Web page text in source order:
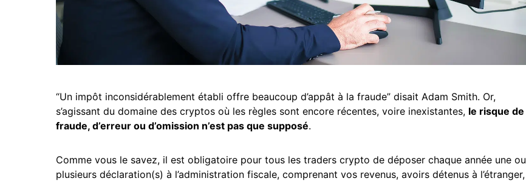
“Un impôt inconsidérablement établi offre beaucoup d’appât à la fraude” disait Adam Smith. Or,
s’agissant du domaine des cryptos où les règles sont encore récentes, voire inexistantes, le risque de
fraude, d’erreur ou d’omission n’est pas que supposé.
Comme vous le savez, il est obligatoire pour tous les traders crypto de déposer chaque année une ou
plusieurs déclaration(s) à l’administration fiscale, comprenant vos revenus, avoirs détenus à l’étranger,